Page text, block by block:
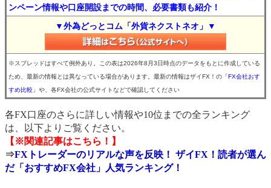
ンペーン情報や口座開設までの時間、必要書類も紹介！
▼外為どっとコム「外貨ネクストネオ」▼
※スプレッドはすべて例外あり。この表は2026年8月3日時点のデータをもとに作成している
ため、最新の情報とは異なっている場合があります。最新の情報はザイFX！の 「FX会社おす
すめ比較」 や、各FX会社の公式サイトなどで確認してください
各FX口座のさらに詳しい情報や10位までの全ランキング
は、以下よりご覧ください。
【※関連記事はこちら！】
⇒FXトレーダーのリアルな声を反映！ ザイFX！読者が選ん
だ「おすすめFX会社」人気ランキング！